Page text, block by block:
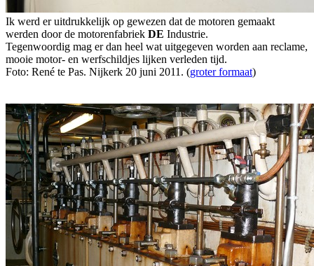
Ik werd er uitdrukkelijk op gewezen dat de motoren gemaakt
werden door de motorenfabriek DE Industrie.
Tegenwoordig mag er dan heel wat uitgegeven worden aan reclame,
mooie motor- en werfschildjes lijken verleden tijd.
Foto: René te Pas. Nijkerk 20 juni 2011. (groter formaat)